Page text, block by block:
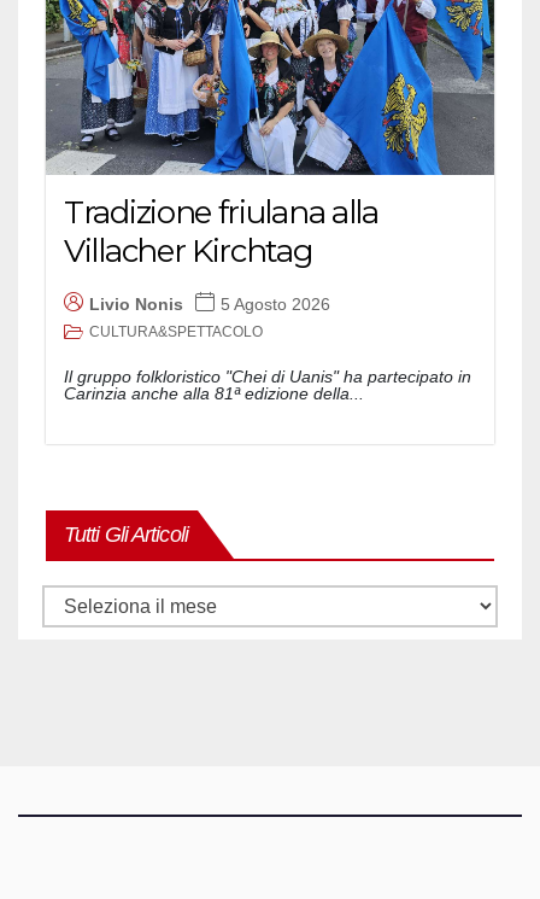
Tradizione friulana alla
Villacher Kirchtag
Livio Nonis 5 Agosto 2026
CULTURA&SPETTACOLO
Il gruppo folkloristico "Chei di Uanis" ha partecipato in
Carinzia anche alla 81ª edizione della...
Tutti Gli Articoli
Tutti